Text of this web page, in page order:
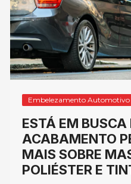
Embelezamento Automotivo
ESTÁ EM BUSCA
ACABAMENTO
MAIS SOBRE
POLIÉSTER E